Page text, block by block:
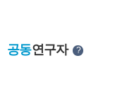
공동연구자 ?